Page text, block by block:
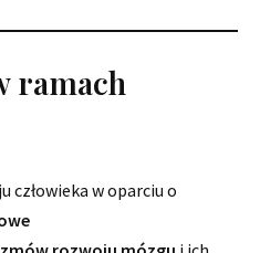
ramach
człowieka w oparciu o